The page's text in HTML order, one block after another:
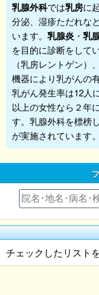
乳腺外科では乳房に
分泌、湿疹ただれな
います。 乳腺炎 ・ 乳
を目的に診断をして
（乳房レントゲン）、
機器により乳がんの
乳がん発生率は12人
以上の女性なら２年
す。乳腺外科を標榜
が実施されています。
チェックしたリスト